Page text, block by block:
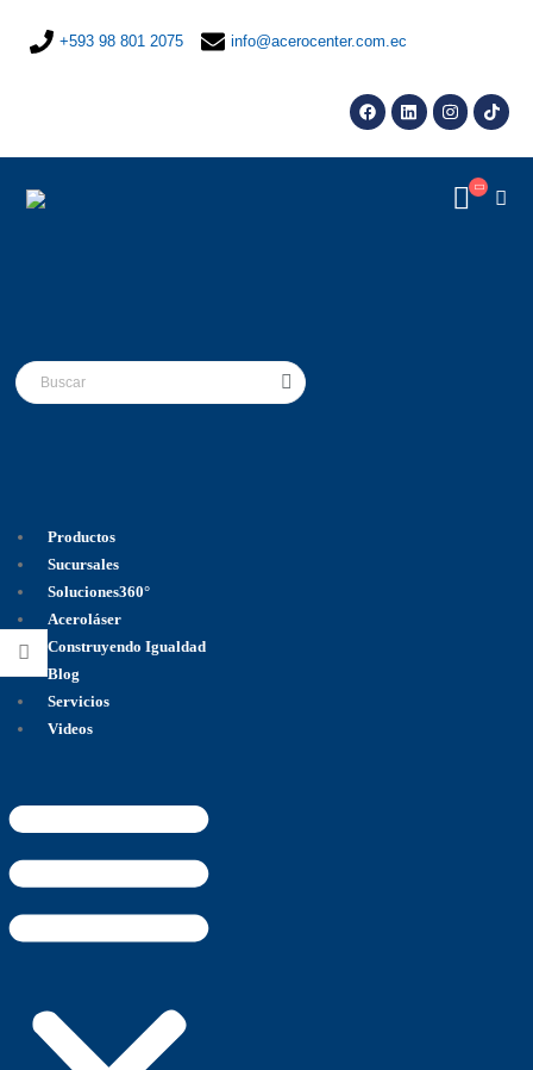
+593 98 801 2075 info@acerocenter.com.ec
Productos
Sucursales
Soluciones360°
Aceroláser
Construyendo Igualdad
Blog
Servicios
Videos